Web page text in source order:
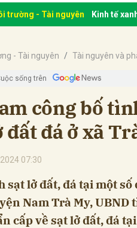
trường - Tài nguyên Kinh tế
- Tài nguyên Tài nguyên và
sống trên
công bố
đất đá ở xã
07:30
sạt lở đất, đá tại một
Nam Trà My, UBND
cấp về sạt lở đất, đá